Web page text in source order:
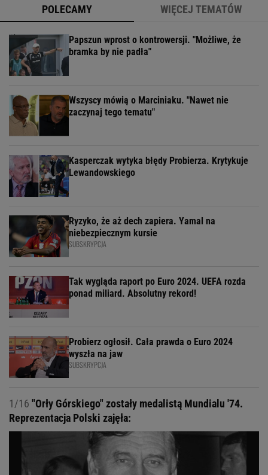
POLECAMY WIĘCEJ TEMATÓW
Papszun wprost o kontrowersji. "Możliwe, że
bramka by nie padła"
Wszyscy mówią o Marciniaku. "Nawet nie
zaczynaj tego tematu"
Kasperczak wytyka błędy Probierza. Krytykuje
Lewandowskiego
Ryzyko, że aż dech zapiera. Yamal na
niebezpiecznym kursie
SUBSKRYPCJA
Tak wygląda raport po Euro 2024. UEFA rozda
ponad miliard. Absolutny rekord!
Probierz ogłosił. Cała prawda o Euro 2024
wyszła na jaw
SUBSKRYPCJA
1/16 "Orły Górskiego" zostały medalistą Mundialu '74.
Reprezentacja Polski zajęła: